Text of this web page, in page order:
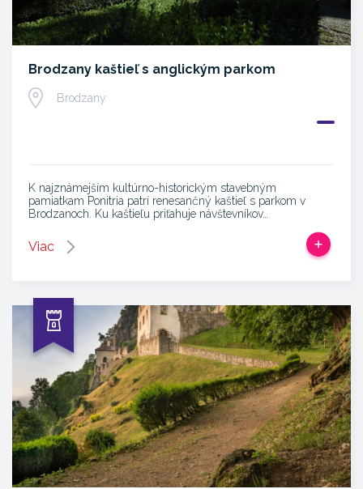
Brodzany kaštieľ s anglickým parkom
Brodzany
K najznámejším kultúrno-historickým stavebným
pamiatkam Ponitria patrí renesančný kaštieľ s parkom v
Brodzanoch. Ku kaštieľu priťahuje návštevníkov…
Viac